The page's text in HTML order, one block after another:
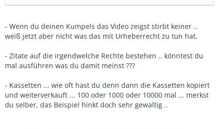
- Wenn du deinen Kumpels das Video zeigst stirbt keiner ..
weiß jetzt aber nicht was das mit Urheberrecht zu tun hat.
- Zitate auf die irgendwelche Rechte bestehen .. könntest du
mal ausführen was du damit meinst ???
- Kassetten ... wie oft hast du denn dann die Kassetten kopiert
und weiterverkauft ... 100 oder 1000 oder 10000 mal ... merkst
du selber, das Beispiel hinkt doch sehr gewaltig ..